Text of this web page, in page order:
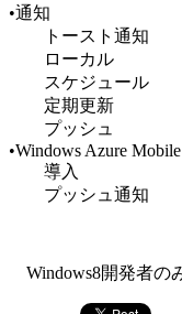
•通知
トースト通知
ローカル
スケジュール
定期更新
プッシュ
•Windows Azure
導入
プッシュ通知
Windows8開発者の